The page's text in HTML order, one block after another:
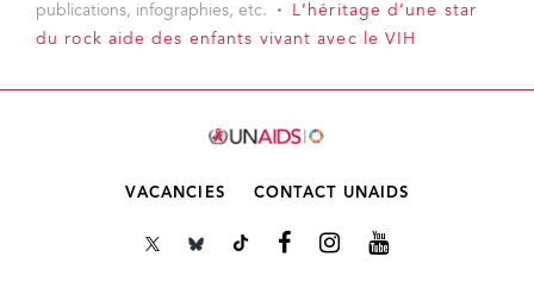
publications, infographies, etc.
L’héritage d’une star
du rock aide des enfants vivant avec le VIH
VACANCIES CONTACT UNAIDS